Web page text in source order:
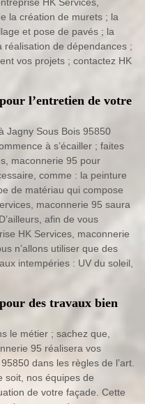
HK Services,
la création de murets ; la
et pose de pavés ; la
réalisation de dépendances ;
vos projets ; contactez HK
l’entretien de votre
Jagny Sous Bois 95850
à s’écailler ; faites
maconnerie 95 pour
comme : la peinture
de matériau qui compose
maconnerie 95 saura
afin de vous
HK Services, maconnerie
n’allons utiliser que des
intempéries : UV du soleil,
des travaux bien
le métier ; sachez que,
95 réalisera vos
dans les règles de l’art.
soit, nos équipes de
de votre façade. Cette